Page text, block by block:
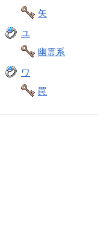
矢
ユ
幽霊系
ワ
罠